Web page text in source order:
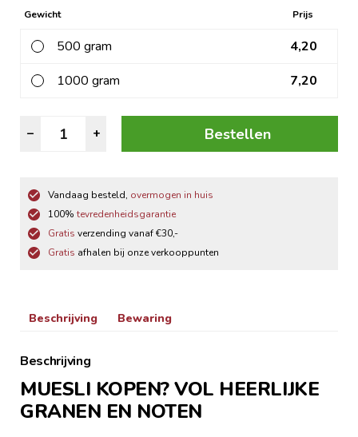
Gewicht Prijs
500 gram
1000 gram
4,20
7,20
–
Muesli
aantal
+ Bestellen
Vandaag besteld, overmogen in huis
100% tevredenheidsgarantie
Gratis verzending vanaf €30,-
Gratis afhalen bij onze verkooppunten
Beschrijving Bewaring
Beschrijving
MUESLI KOPEN? VOL HEERLIJKE
GRANEN EN NOTEN